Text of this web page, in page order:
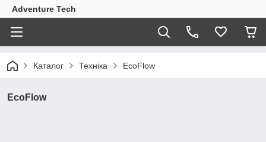
Adventure Tech
Каталог Техніка EcoFlow
EcoFlow